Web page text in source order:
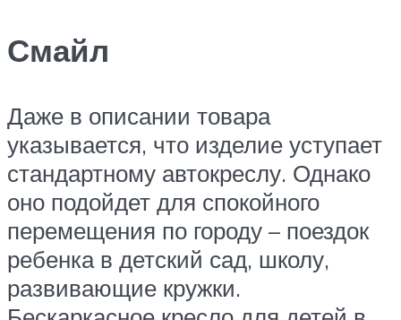
Смайл
Даже в описании товара
указывается, что изделие уступает
стандартному автокреслу. Однако
оно подойдет для спокойного
перемещения по городу – поездок
ребенка в детский сад, школу,
развивающие кружки.